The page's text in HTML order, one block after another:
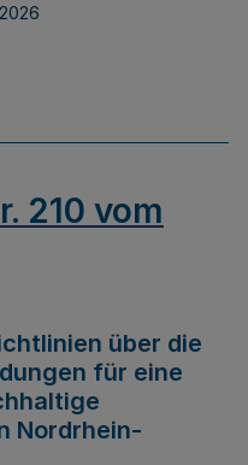
210 vom
über die
für eine
Nordrhein-